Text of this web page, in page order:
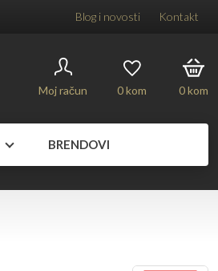
Blog i novosti Kontakt
Moj račun 0kom 0kom
BRENDOVI